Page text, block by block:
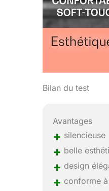
Bilan du test
Avantages
+ silencieuse
+ belle
+ design
+ conforme